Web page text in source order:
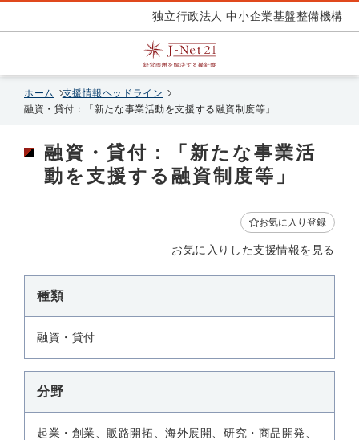
独立行政法人 中小企業基盤整備機構
ホーム
支援情報ヘッドライン
融資・貸付：「新たな事業活動を支援する融資制度等」
融資・貸付：「新たな事業活
動を支援する融資制度等」
お気に入り登録
お気に入りした支援情報を見る
種類
融資・貸付
分野
起業・創業、販路開拓、海外展開、研究・商品開発、